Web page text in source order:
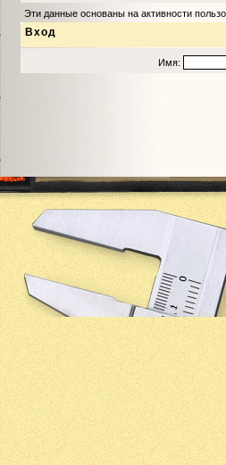
Эти данные основаны на активности
Вход
Имя: